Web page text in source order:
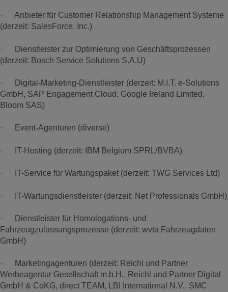
· Anbieter für Customer Relationship Management Systeme
(derzeit: SalesForce, Inc.)
· Dienstleister zur Optimierung von Geschäftsprozessen
(derzeit: Bosch Service Solutions S.A.U)
· Digital-Marketing-Dienstleister (derzeit: M.I.T. e-Solutions
GmbH, SAP Engagement Cloud, Google Ireland Limited,
Bloom SAS)
· Event-Agenturen (diverse)
· IT-Hosting (derzeit: IBM Belgium SPRL/BVBA)
· IT-Service für Wartungspaket (derzeit: TWG Services Ltd)
· IT-Wartungsdienstleister (derzeit: Net Professionals GmbH)
· Dienstleister für Homologations- und
Fahrzeugzulassungsprozesse (derzeit: wvta Fahrzeugdaten
GmbH)
· Marketingagenturen (derzeit: Reichl und Partner
Werbeagentur Gesellschaft m.b.H., Reichl und Partner Digital
GmbH & CoKG, direct TEAM, LBI International N.V., SMC